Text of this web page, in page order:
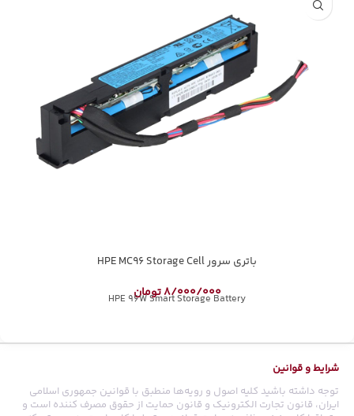
باتری سرور HPE MC96 Storage Cell
8/000/000تومان
HPE 96W Smart Storage Battery
شرایط و قوانین
توجه داشته باشید کلیه اصول و رویه‏‌ها منطبق با قوانین جمهوری اسلامی
ایران، قانون تجارت الکترونیک و قانون حمایت از حقوق مصرف کننده است و